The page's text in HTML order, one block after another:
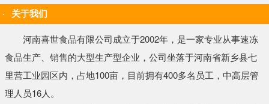
关于我们
河南喜世食品有限公司成立于2002年，是一家专业从事速冻
食品生产、销售的大型生产型企业，公司坐落于河南省新乡县七
里营工业园区内，占地100亩，目前拥有400多名员工，中高层管
理人员16人。